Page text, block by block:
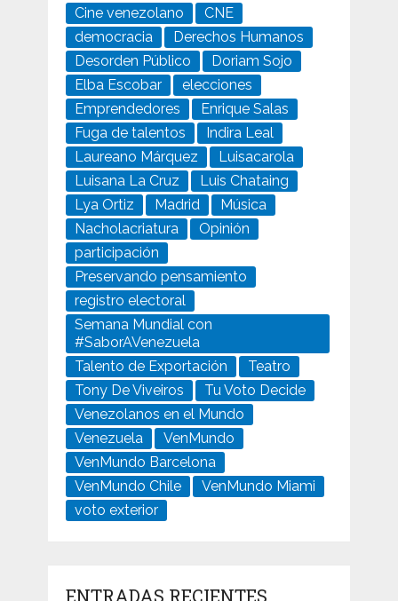
Cine venezolano
CNE
democracia
Derechos Humanos
Desorden Público
Doriam Sojo
Elba Escobar
elecciones
Emprendedores
Enrique Salas
Fuga de talentos
Indira Leal
Laureano Márquez
Luisacarola
Luisana La Cruz
Luis Chataing
Lya Ortiz
Madrid
Música
Nacholacriatura
Opinión
participación
Preservando pensamiento
registro electoral
Semana Mundial con
#SaborAVenezuela
Talento de Exportación
Teatro
Tony De Viveiros
Tu Voto Decide
Venezolanos en el Mundo
Venezuela
VenMundo
VenMundo Barcelona
VenMundo Chile
VenMundo Miami
voto exterior
ENTRADAS RECIENTES